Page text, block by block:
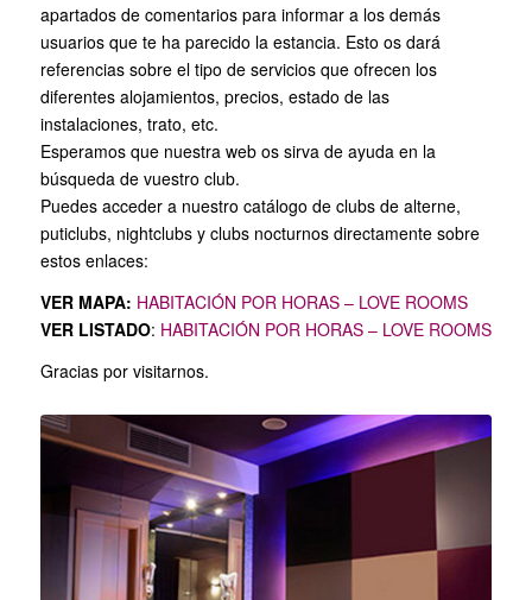
apartados de comentarios para informar a los demás
usuarios que te ha parecido la estancia. Esto os dará
referencias sobre el tipo de servicios que ofrecen los
diferentes alojamientos, precios, estado de las
instalaciones, trato, etc.
Esperamos que nuestra web os sirva de ayuda en la
búsqueda de vuestro club.
Puedes acceder a nuestro catálogo de clubs de alterne,
puticlubs, nightclubs y clubs nocturnos directamente sobre
estos enlaces:
VER MAPA: HABITACIÓN POR HORAS – LOVE ROOMS
VER LISTADO: HABITACIÓN POR HORAS – LOVE ROOMS
Gracias por visitarnos.